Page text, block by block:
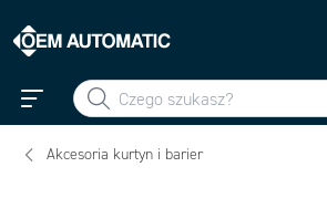
Akcesoria kurtyn i barier